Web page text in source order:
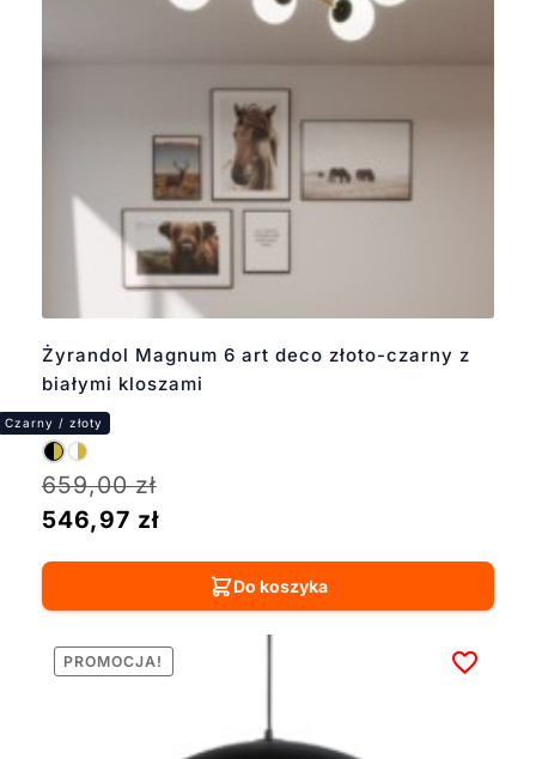
Żyrandol Magnum 6 art deco złoto-czarny z
białymi kloszami
659,00zł
546,97 zł
Do koszyka
PROMOCJA!